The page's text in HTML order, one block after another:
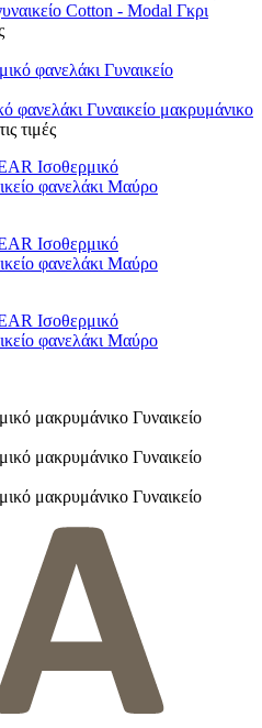
Cotton - Modal Γκρι
Γυναικείο μακρυμάνικο
τιμές